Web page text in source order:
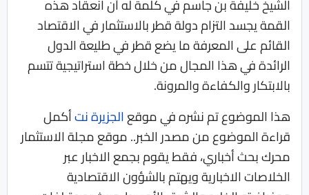
الشيخ خليفة بن جاسم في كلمة له أن انعقاد هذه
القمة يجسد التزام دولة قطر بالاستثمار في الاقتصاد
القائم على المعرفة ما يضع قطر في طليعة الدول
الرائدة في هذا المجال من خلال خطة استراتيجية تتسم
بالابتكار والكفاءة والمرونة.
هذا الموضوع تم نشره في موقعالجزيرة نتأكمل
قراءة الموضوع من مصدر الخبر.. موقع مجلة الاستثمار
محرك بحث أخباري، فقط يقوم بجمع الاخبار عبر
الخلاصات الاخبارية ويهتم بالشؤون الاقتصادية